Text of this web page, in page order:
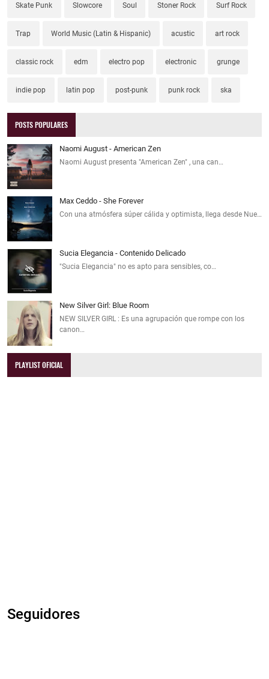
Skate Punk Slowcore Soul Stoner Rock Surf Rock
Trap World Music (Latin & Hispanic) acustic art rock
classic rock edm electro pop electronic grunge
indie pop latin pop post-punk punk rock ska
POSTS POPULARES
Naomi August - American Zen
Naomi August presenta "American Zen" , una can…
Max Ceddo - She Forever
Con una atmósfera súper cálida y optimista, llega desde Nue…
Sucia Elegancia - Contenido Delicado
"Sucia Elegancia" no es apto para sensibles, co…
New Silver Girl: Blue Room
NEW SILVER GIRL : Es una agrupación que rompe con los
canon…
PLAYLIST OFICIAL
Seguidores